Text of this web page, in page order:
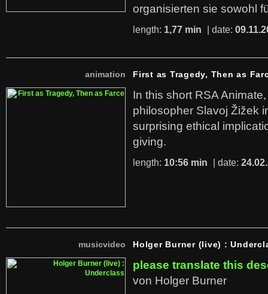
organisierten sie sowohl
length: 1,77 min | date:
animation First as Tragedy, Then as
In this short RSA
philosopher Slavoj Žižek
surprising ethical
giving.
length: 10:56 min | date:
musicvideo Holger Burner (live) :
please translate this
von Holger Burner